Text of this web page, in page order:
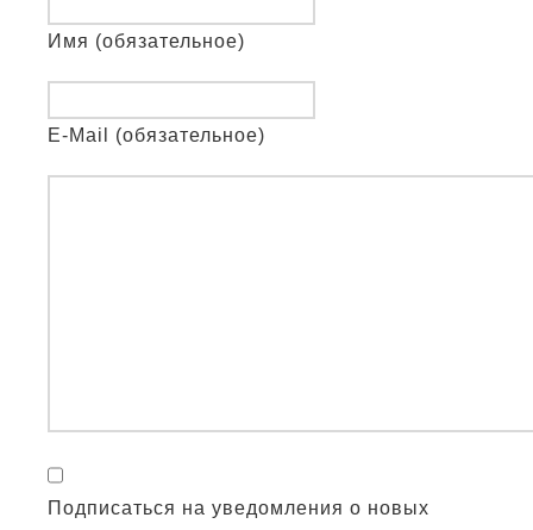
Имя (обязательное)
E-Mail (обязательное)
Подписаться на уведомления о новых